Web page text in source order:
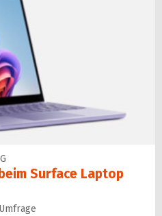
Surface Laptop
Umfrage